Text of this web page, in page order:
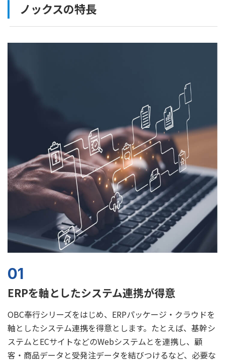
ノックスの特長
01
ERPを軸としたシステム連携が得意
OBC奉行シリーズをはじめ、ERPパッケージ・クラウドを
軸としたシステム連携を得意とします。たとえば、基幹シ
ステムとECサイトなどのWebシステムとを連携し、顧
客・商品データと受発注データを結びつけるなど、必要な